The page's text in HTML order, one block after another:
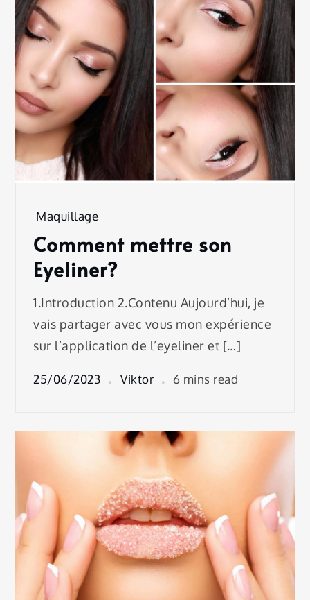
Maquillage
Comment mettre son
Eyeliner?
1.Introduction 2.Contenu Aujourd’hui, je
vais partager avec vous mon expérience
sur l’application de l’eyeliner et […]
25/06/2023 Viktor 6 mins read